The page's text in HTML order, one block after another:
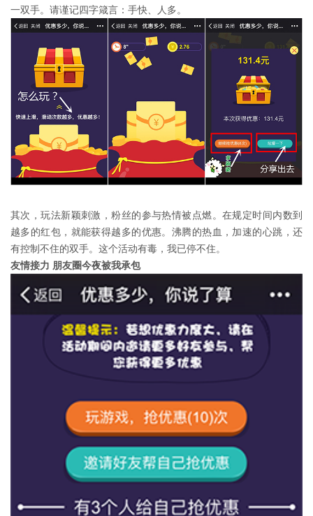
一双手。请谨记四字箴言：手快、人多。
其次，玩法新颖刺激，粉丝的参与热情被点燃。在规定时间内数到
越多的红包，就能获得越多的优惠。沸腾的热血，加速的心跳，还
有控制不住的双手。这个活动有毒，我已停不住。
友情接力 朋友圈今夜被我承包